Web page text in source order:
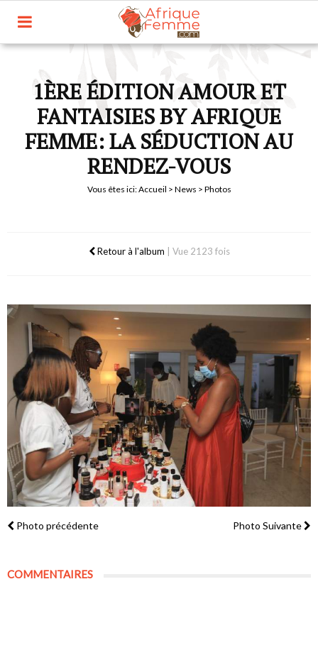
1ÈRE ÉDITION AMOUR ET
FANTAISIES BY AFRIQUE
FEMME: LA SÉDUCTION AU
RENDEZ-VOUS
Vous êtes ici:Accueil > News > Photos
Retour à l'album Vue 2123 fois
Photo précédente Photo Suivante
COMMENTAIRES